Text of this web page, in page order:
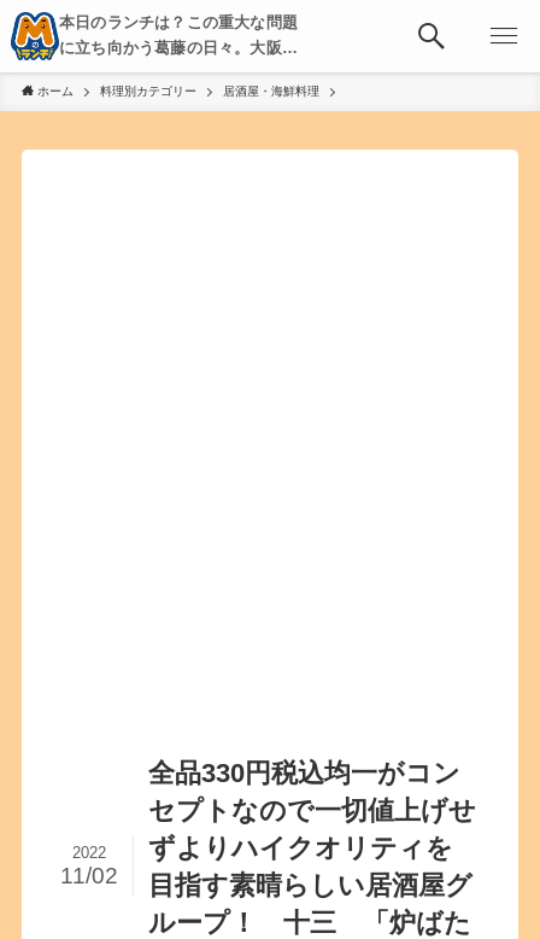
本日のランチは？この重大な問題
に立ち向かう葛藤の日々。大阪・
京都・神戸を中心とした食べ歩
き、飲み歩きを綴る。
ホーム 料理別カテゴリー 居酒屋・海鮮料理
全品330円税込均一がコン
セプトなので一切値上げせ
ずよりハイクオリティを
目指す素晴らしい居酒屋グ
ループ！ 十三 「炉ばた
2022
11/02